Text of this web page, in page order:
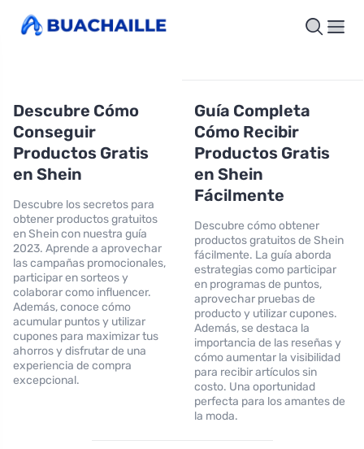
Descubre Cómo
Conseguir
Productos Gratis
en Shein
Descubre los secretos para
obtener productos gratuitos
en Shein con nuestra guía
2023. Aprende a aprovechar
las campañas promocionales,
participar en sorteos y
colaborar como influencer.
Además, conoce cómo
acumular puntos y utilizar
cupones para maximizar tus
ahorros y disfrutar de una
experiencia de compra
excepcional.
Guía Completa
Cómo Recibir
Productos Gratis
en Shein
Fácilmente
Descubre cómo obtener
productos gratuitos de Shein
fácilmente. La guía aborda
estrategias como participar
en programas de puntos,
aprovechar pruebas de
producto y utilizar cupones.
Además, se destaca la
importancia de las reseñas y
cómo aumentar la visibilidad
para recibir artículos sin
costo. Una oportunidad
perfecta para los amantes de
la moda.